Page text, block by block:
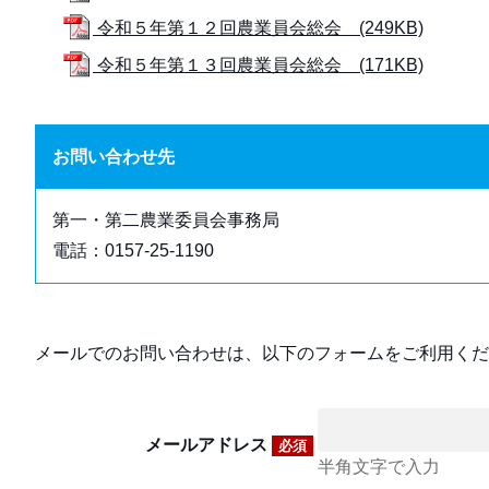
令和５年第１２回農業員会総会 (249KB)
令和５年第１３回農業員会総会 (171KB)
お問い合わせ先
第一・第二農業委員会事務局
電話：0157-25-1190
メールでのお問い合わせは、以下のフォームをご利用く
メールアドレス 必須
半角文字で入力